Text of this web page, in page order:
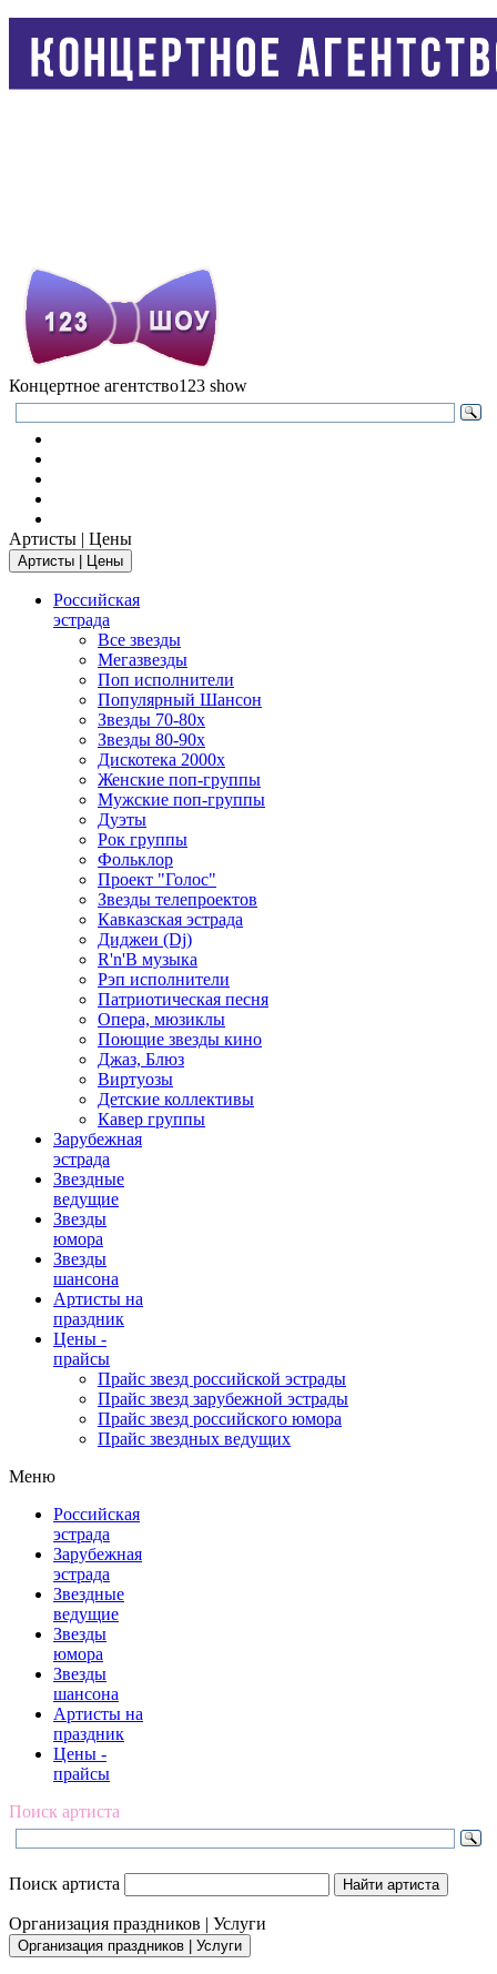
Концертное агентство123 show
Артисты | Цены
Артисты | Цены
Российская
эстрада
Все звезды
Мегазвезды
Поп исполнители
Популярный Шансон
Звезды 70-80х
Звезды 80-90х
Дискотека 2000х
Женские поп-группы
Мужские поп-группы
Дуэты
Рок группы
Фольклор
Проект "Голос"
Звезды телепроектов
Кавказская эстрада
Диджеи (Dj)
R'n'B музыка
Рэп исполнители
Патриотическая песня
Опера, мюзиклы
Поющие звезды кино
Джаз, Блюз
Виртуозы
Детские коллективы
Кавер группы
Зарубежная
эстрада
Звездные
ведущие
Звезды
юмора
Звезды
шансона
Артисты на
праздник
Цены -
прайсы
Прайс звезд российской эстрады
Прайс звезд зарубежной эстрады
Прайс звезд российского юмора
Прайс звездных ведущих
Меню
Российская
эстрада
Зарубежная
эстрада
Звездные
ведущие
Звезды
юмора
Звезды
шансона
Артисты на
праздник
Цены -
прайсы
Поиск артиста
Поиск артиста
Организация праздников | Услуги
Организация праздников | Услуги